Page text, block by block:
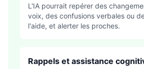
L'IA pourrait repérer des
voix, des confusions verbales ou
l'aide, et alerter les proches.
Rappels et assistance